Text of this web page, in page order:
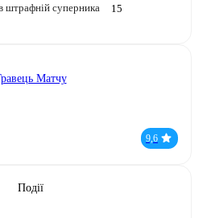
штрафній суперника 15
Матчу
9,6
Події